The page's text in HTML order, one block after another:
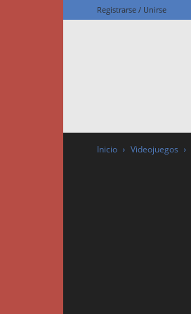
Registrarse / Unirse
Inicio Videojuegos